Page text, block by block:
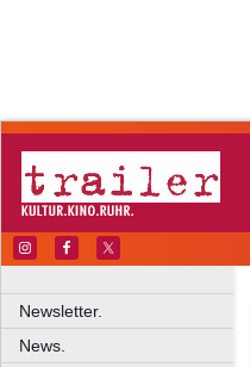
Newsletter.
News.